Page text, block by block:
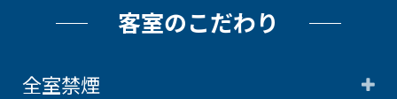
客室のこだわり
全室禁煙